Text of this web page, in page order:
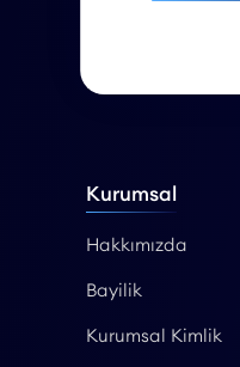
Kurumsal
Hakkımızda
Bayilik
Kurumsal Kimlik